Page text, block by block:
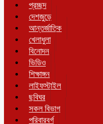
প্রচ্ছদ
দেশজুড়ে
আন্তর্জাতিক
খেলাধুলা
বিনোদন
ভিডিও
শিক্ষাঙ্গন
লাইফস্টাইল
ছবিঘর
সকল বিভাগ
পরিবারবর্গ